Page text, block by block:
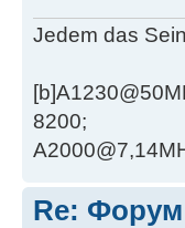
Jedem das
8200;
Re: